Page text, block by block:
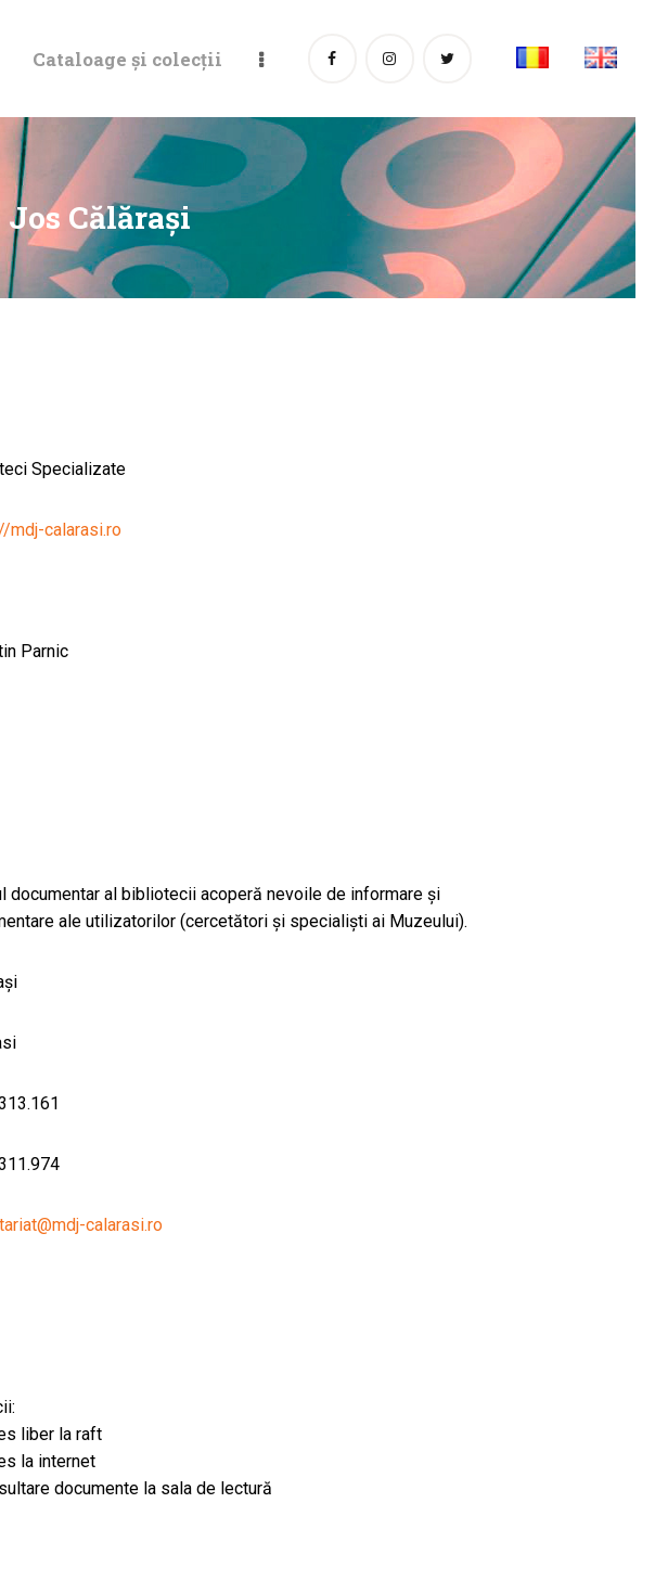
Cataloage și colecții
Călărași
Specializate
mdj-calarasi.ro
Parnic
documentar al bibliotecii acoperă nevoile de informare și
ale utilizatorilor (cercetători și specialiști ai Muzeului).
calarasi.ro
liber la raft
la internet
documente la sala de lectură